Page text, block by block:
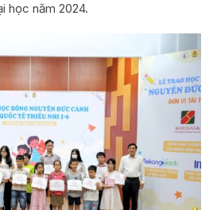
học năm 2024.